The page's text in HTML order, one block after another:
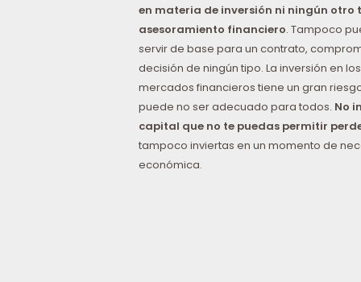
en materia de inversión ni ningún otro
asesoramiento financiero. Tampoco
servir de base para un contrato,
decisión de ningún tipo. La inversión en los
mercados financieros tiene un gran
puede no ser adecuado para todos. No
capital que no te puedas permitir
tampoco inviertas en un momento de
económica.